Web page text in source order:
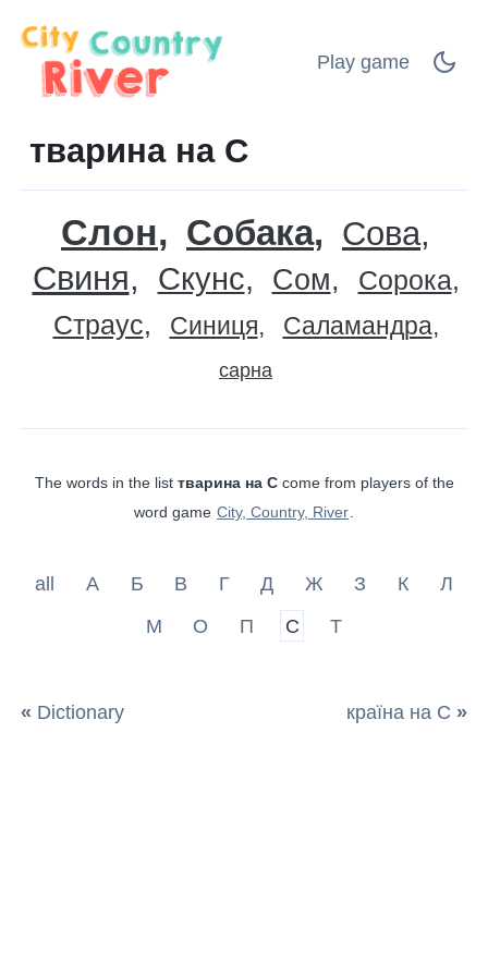
Play game
тварина на С
Слон Собака
Сова
Свиня
Скунс Сом
Сорока
Страус
Синиця Саламандра
сарна
The words in the list тварина на Сcome from players of the
word game City, Country, River
all А Б В Г Д Ж З К
Л
М
О П С Т
« Dictionary країна на С »